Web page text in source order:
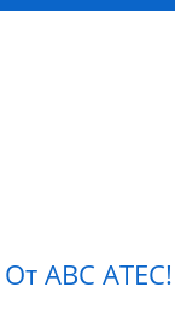
ABC ATEC!